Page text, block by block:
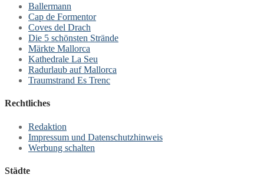
Ballermann
Cap de Formentor
Coves del Drach
Die 5 schönsten Strände
Märkte Mallorca
Kathedrale La Seu
Radurlaub auf Mallorca
Traumstrand Es Trenc
Rechtliches
Redaktion
Impressum und Datenschutzhinweis
Werbung schalten
Städte